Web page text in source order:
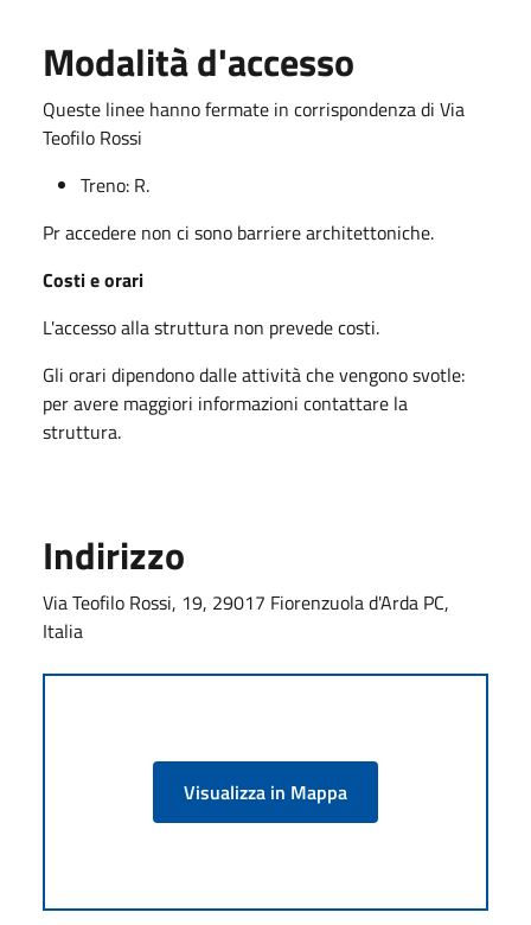
Modalità d'accesso
Queste linee hanno fermate in corrispondenza di Via
Teofilo Rossi
Treno: R.
Pr accedere non ci sono barriere architettoniche.
Costi e orari
L'accesso alla struttura non prevede costi.
Gli orari dipendono dalle attività che vengono svotle:
per avere maggiori informazioni contattare la
struttura.
Indirizzo
Via Teofilo Rossi, 19, 29017 Fiorenzuola d'Arda PC,
Italia
Visualizza in Mappa